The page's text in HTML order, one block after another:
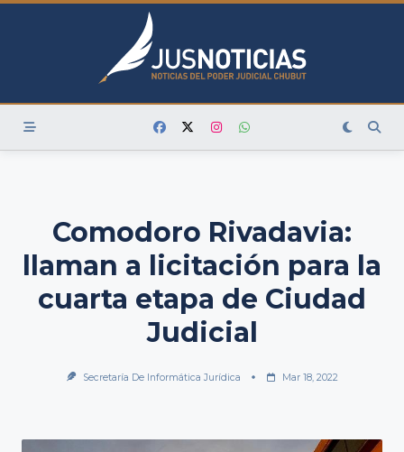
Skip
Comodoro Rivadavia:
llaman a licitación para la
cuarta etapa de Ciudad
Judicial
Secretaría De Informática Jurídica Mar 18, 2022